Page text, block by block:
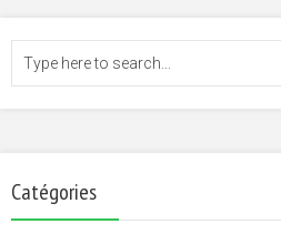
Catégories